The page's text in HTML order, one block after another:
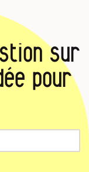
sur
pour